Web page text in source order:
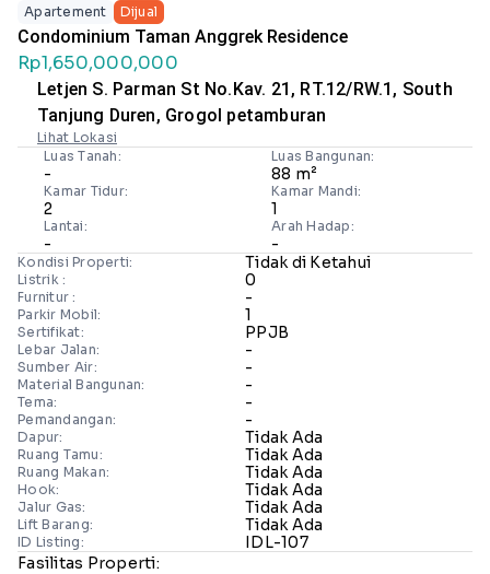
Apartement
Dijual
Condominium Taman Anggrek Residence
Rp1,650,000,000
Letjen S. Parman St No.Kav. 21, RT.12/RW.1, South
Tanjung Duren, Grogol petamburan
Lihat Lokasi
Luas Tanah:
-
Luas Bangunan:
88 m²
Kamar Tidur:
2
Kamar Mandi:
1
Lantai:
-
Arah Hadap:
-
Kondisi Properti: Tidak di Ketahui
Listrik : 0
Furnitur : -
Parkir Mobil: 1
Sertifikat: PPJB
Lebar Jalan: -
Sumber Air: -
Material Bangunan: -
Tema: -
Pemandangan: -
Dapur: Tidak Ada
Ruang Tamu: Tidak Ada
Ruang Makan: Tidak Ada
Hook: Tidak Ada
Jalur Gas: Tidak Ada
Lift Barang: Tidak Ada
ID Listing:
IDL-107
Fasilitas Properti: